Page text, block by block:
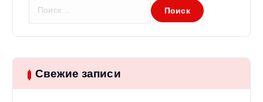
м
и
: Свежие записи